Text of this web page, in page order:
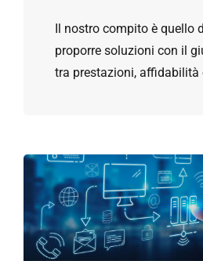
Il nostro compito è quello
proporre soluzioni con il
tra prestazioni, affidabilità